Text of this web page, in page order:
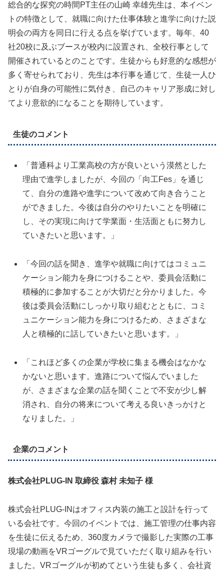
総合的な探究の時間PT主任の山崎 幸雄先生は、本イベン
トの特徴として、就職に向けた仕事体験と進学に向けた説
明会の両方を同日に行える点を挙げています。毎年、40
社20校に及ぶブースが校内に設置され、全校行事として
開催されているとのことです。生徒からも好意的な感想が
多く寄せられており、先生は本行事を通じて、生徒一人ひ
とりが自身の可能性に気付き、自己のキャリア形成に対し
てより意欲的になることを期待しています。
生徒のコメント
「普通科より工業高校の方が良いという漠然とした
理由で進学しましたが、今回の「向工Fes」を通じ
て、自分の進路や進学について改めて向き合うこと
ができました。今後は自分のやりたいことを明確に
し、その実現に向けて学業面・生活面ともに努力し
ていきたいと思います。」
「今回の話を聞き、進学や就職に向けてはコミュニ
ケーション能力を身につけることや、委員会活動に
積極的に参加することが大切だと分かりました。今
後は委員会活動にしっかり取り組むとともに、コミ
ュニケーション能力を身につけるため、さまざまな
人と積極的に話していきたいと思います。」
「これほど多くの企業が学校に集まる機会はなかな
かないと思います。進路について悩んでいました
が、さまざまな企業の話を聞くことで不安が少し解
消され、自分の将来について考える良いきっかけと
なりました。」
企業のコメント
株式会社PLUG-IN 取締役 森村 未知子 様
株式会社PLUG-INはオフィス内装の施工と設計を行って
いる会社です。今回のイベントでは、施工管理の仕事内容
を生徒に伝えるため、360度カメラで撮影した実際の工事
現場の動画をVRゴーグルで見ていただく取り組みを行い
ました。VRゴーグルが初めてという生徒も多く、会社資